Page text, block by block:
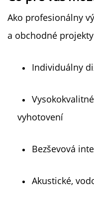
Ako profesionálny
a obchodné
Individuálny
vyhotovení
Bezševová
Akustické,